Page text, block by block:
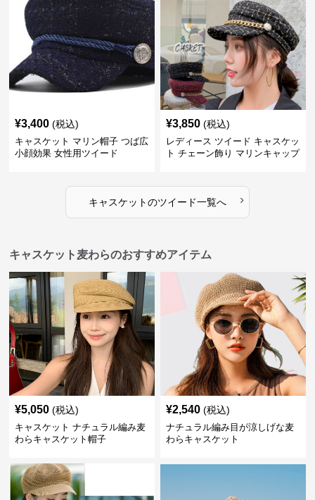
¥3,400 (税込)
キャスケット マリン帽子 つば広
小顔効果 女性用ツイード
¥3,850 (税込)
レディース ツイード キャスケッ
ト チェーン飾り マリンキャップ
キャスケットのツイード一覧へ ›
キャスケット麦わらのおすすめアイテム
¥5,050 (税込)
キャスケット ナチュラル編み麦
わらキャスケット帽子
¥2,540 (税込)
ナチュラル編み目が涼しげな麦
わらキャスケット